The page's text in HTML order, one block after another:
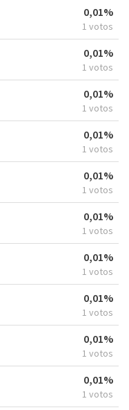
0,01%
1 votos
0,01%
1 votos
0,01%
1 votos
0,01%
1 votos
0,01%
1 votos
0,01%
1 votos
0,01%
1 votos
0,01%
1 votos
0,01%
1 votos
0,01%
1 votos